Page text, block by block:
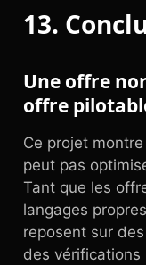
13.
Une offre
offre
Ce projet
peut pas
Tant que les
langages
reposent sur
des vérifications